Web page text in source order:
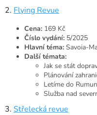
2. Flying Revue
Cena: 169 Kč
Číslo vydání: 5/2025
Hlavní téma: Savoia-
Další témata:
Jak se stát
Plánování
Letíme do
Služba nad
3. Střelecká revue